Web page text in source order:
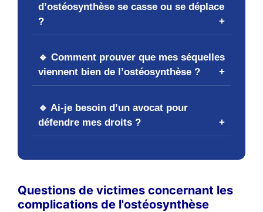
d’ostéosynthèse se casse ou se déplace
?
🔹 Comment prouver que mes séquelles
viennent bien de l’ostéosynthèse ?
🔹 Ai-je besoin d’un avocat pour
défendre mes droits ?
Questions de victimes concernant les
complications de l'ostéosynthèse